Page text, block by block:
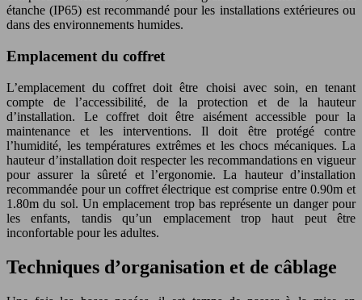
étanche (IP65) est recommandé pour les installations extérieures ou
dans des environnements humides.
Emplacement du coffret
L’emplacement du coffret doit être choisi avec soin, en tenant
compte de l’accessibilité, de la protection et de la hauteur
d’installation. Le coffret doit être aisément accessible pour la
maintenance et les interventions. Il doit être protégé contre
l’humidité, les températures extrêmes et les chocs mécaniques. La
hauteur d’installation doit respecter les recommandations en vigueur
pour assurer la sûreté et l’ergonomie. La hauteur d’installation
recommandée pour un coffret électrique est comprise entre 0.90m et
1.80m du sol. Un emplacement trop bas représente un danger pour
les enfants, tandis qu’un emplacement trop haut peut être
inconfortable pour les adultes.
Techniques d’organisation et de câblage